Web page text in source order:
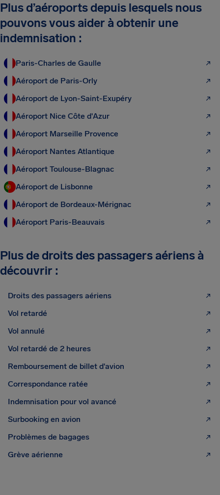
Plus d’aéroports depuis lesquels nous
pouvons vous aider à obtenir une
indemnisation :
Paris-Charles de Gaulle
Aéroport de Paris-Orly
Aéroport de Lyon-Saint-Exupéry
Aéroport Nice Côte d'Azur
Aéroport Marseille Provence
Aéroport Nantes Atlantique
Aéroport Toulouse-Blagnac
Aéroport de Lisbonne
Aéroport de Bordeaux-Mérignac
Aéroport Paris-Beauvais
Plus de droits des passagers aériens à
découvrir :
Droits des passagers aériens
Vol retardé
Vol annulé
Vol retardé de 2 heures
Remboursement de billet d'avion
Correspondance ratée
Indemnisation pour vol avancé
Surbooking en avion
Problèmes de bagages
Grève aérienne